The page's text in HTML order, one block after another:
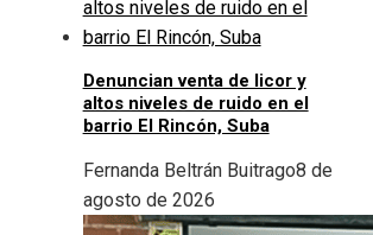
Denuncian venta de licor y
altos niveles de ruido en el
barrio El Rincón, Suba
Fernanda Beltrán Buitrago8 de
agosto de 2026